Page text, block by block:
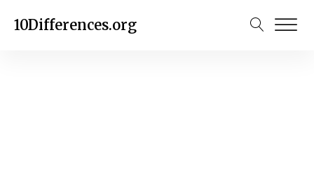
10Differences.org